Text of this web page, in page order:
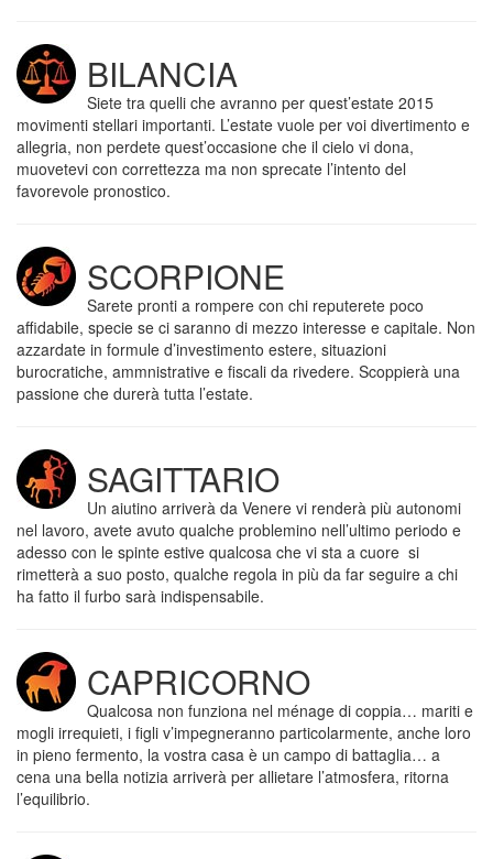
BILANCIA
Siete tra quelli che avranno per quest’estate 2015
movimenti stellari importanti. L’estate vuole per voi divertimento e
allegria, non perdete quest’occasione che il cielo vi dona,
muovetevi con correttezza ma non sprecate l’intento del
favorevole pronostico.
SCORPIONE
Sarete pronti a rompere con chi reputerete poco
affidabile, specie se ci saranno di mezzo interesse e capitale. Non
azzardate in formule d’investimento estere, situazioni
burocratiche, ammnistrative e fiscali da rivedere. Scoppierà una
passione che durerà tutta l’estate.
SAGITTARIO
Un aiutino arriverà da Venere vi renderà più autonomi
nel lavoro, avete avuto qualche problemino nell’ultimo periodo e
adesso con le spinte estive qualcosa che vi sta a cuore si
rimetterà a suo posto, qualche regola in più da far seguire a chi
ha fatto il furbo sarà indispensabile.
CAPRICORNO
Qualcosa non funziona nel ménage di coppia… mariti e
mogli irrequieti, i figli v’impegneranno particolarmente, anche loro
in pieno fermento, la vostra casa è un campo di battaglia… a
cena una bella notizia arriverà per allietare l’atmosfera, ritorna
l’equilibrio.